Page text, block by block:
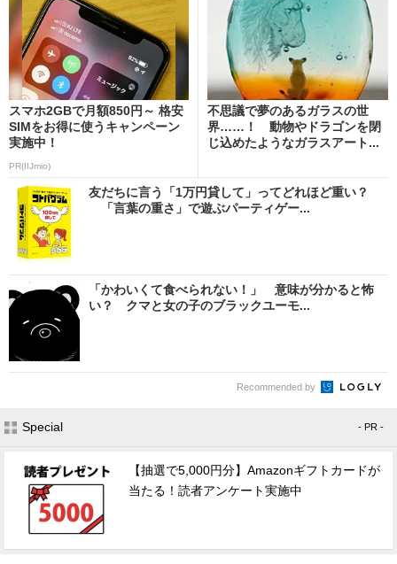
スマホ2GBで月額850円～ 格安
SIMをお得に使うキャンペーン
実施中！
PR(IIJmio)
不思議で夢のあるガラスの世
界……！ 動物やドラゴンを閉
じ込めたようなガラスアート...
友だちに言う「1万円貸して」ってどれほど重い？
「言葉の重さ」で遊ぶパーティゲー...
「かわいくて食べられない！」 意味が分かると怖
い？ クマと女の子のブラックユーモ...
Recommended by
Special - PR -
【抽選で5,000円分】Amazonギフトカードが
当たる！読者アンケート実施中